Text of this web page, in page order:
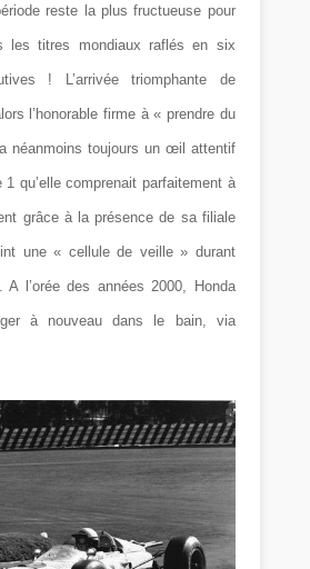
reste la plus fructueuse pour
les titres mondiaux raflés en six
! L’arrivée triomphante de
l’honorable firme à « prendre du
néanmoins toujours un œil attentif
qu’elle comprenait parfaitement à
grâce à la présence de sa filiale
une « cellule de veille » durant
A l’orée des années 2000, Honda
à nouveau dans le bain, via